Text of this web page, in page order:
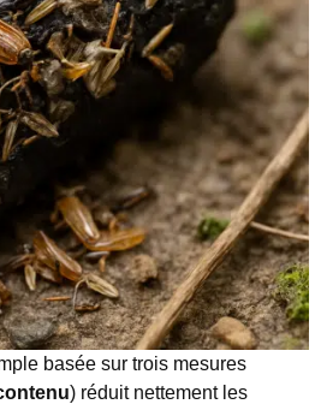
basée sur trois mesures
) réduit nettement les